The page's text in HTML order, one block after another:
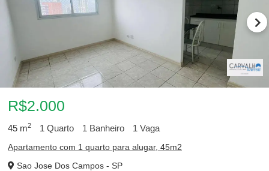
R$2.000
45 m2 1 Quarto 1 Banheiro 1 Vaga
Apartamento com 1 quarto para alugar, 45m2
Sao Jose Dos Campos - SP